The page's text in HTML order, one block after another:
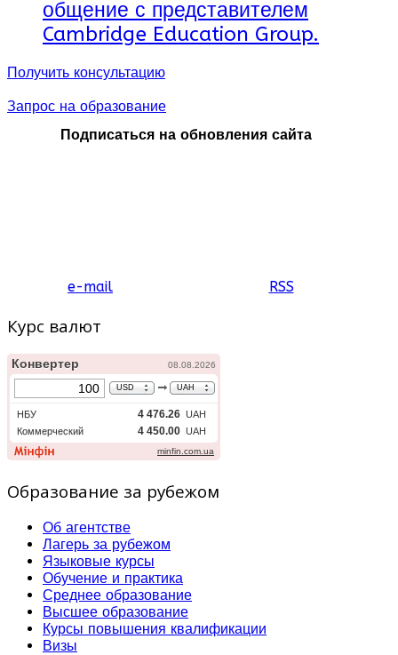
общение с представителем
Cambridge Education Group.
Получить консультацию
Запрос на образование
Подписаться на обновления сайта
e-mail RSS
Курс валют
Образование за рубежом
Об агентстве
Лагерь за рубежом
Языковые курсы
Обучение и практика
Среднее образование
Высшее образование
Курсы повышения квалификации
Визы